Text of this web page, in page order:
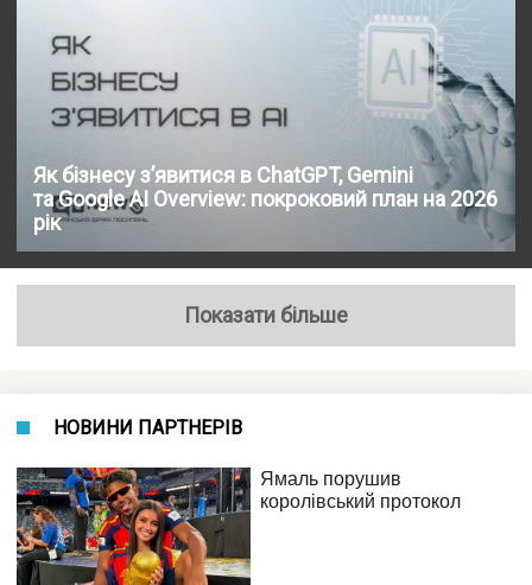
Як бізнесу з’явитися в ChatGPT, Gemini
та Google AI Overview: покроковий план на 2026
рік
Показати більше
НОВИНИ ПАРТНЕРІВ